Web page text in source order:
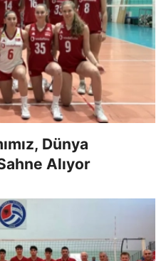
Dünya
Alıyor